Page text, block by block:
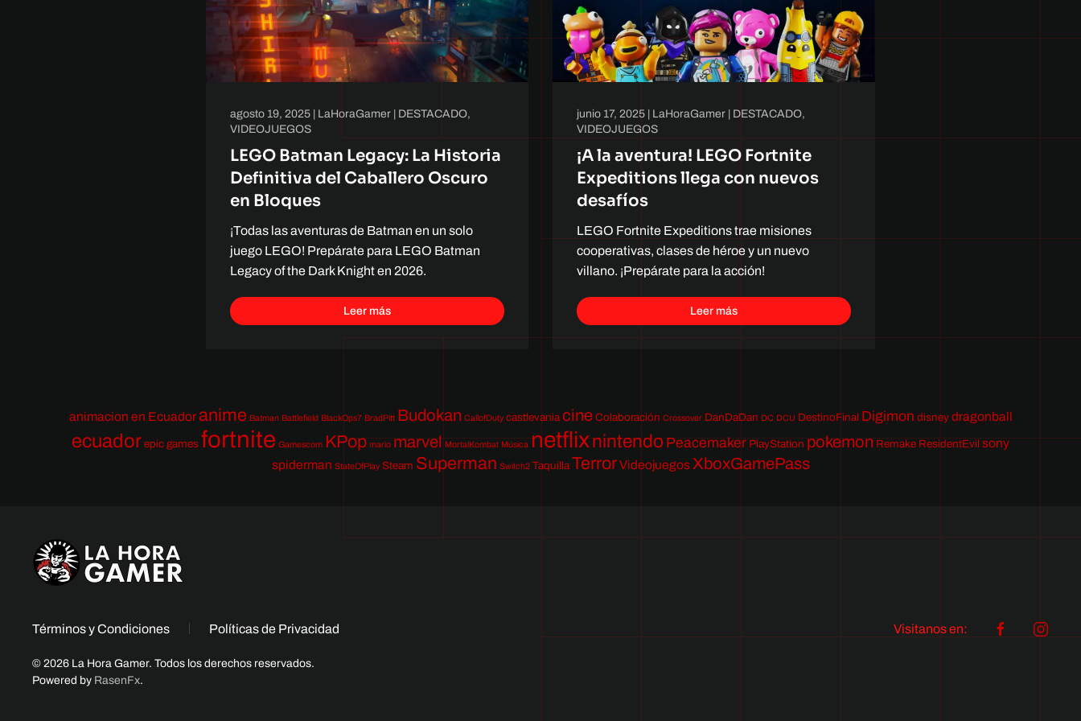
agosto 19, 2025| LaHoraGamer| DESTACADO,
VIDEOJUEGOS
LEGO Batman Legacy: La Historia
Definitiva del Caballero Oscuro
en Bloques
¡Todas las aventuras de Batman en un solo
juego LEGO! Prepárate para LEGO Batman
Legacy of the Dark Knight en 2026.
Leer más
junio 17, 2025 | LaHoraGamer | DESTACADO,
VIDEOJUEGOS
¡A la aventura! LEGO Fortnite
Expeditions llega con nuevos
desafíos
LEGO Fortnite Expeditions trae misiones
cooperativas, clases de héroe y un nuevo
villano. ¡Prepárate para la acción!
Leer más
animacion en Ecuador anime Batman Battlefield BlackOps7 BradPitt Budokan CallofDuty castlevania cine Colaboración Crossover DanDaDan DC DCU DestinoFinal Digimon disney dragonball
ecuador epic games fortnite Gamescom KPop mario marvel MortalKombat Música netflixnintendoPeacemaker PlayStation pokemon Remake ResidentEvil sony
spiderman StateOfPlay Steam Superman Switch2 Taquilla Terror Videojuegos XboxGamePass
Términos y Condiciones Políticas de Privacidad Visitanos en:
© 2026 La Hora Gamer. Todos los derechos reservados.
Powered by RasenFx.